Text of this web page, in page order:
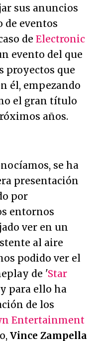
sus anuncios
de eventos
de Electronic
evento del que
proyectos que
él, empezando
el gran título
años.
se ha
presentación
por
entornos
ver en un
al aire
podido ver el
de 'Star
para ello ha
de los
Entertainment
Vince Zampella